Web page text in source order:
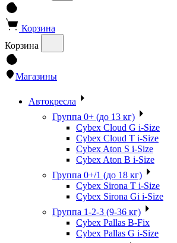
Корзина
Корзина
Магазины
Автокресла
Группа 0+ (до 13 кг)
Cybex Cloud G i-Size
Cybex Cloud T i-Size
Cybex Aton S i-Size
Cybex Aton B i-Size
Группа 0+/1 (до 18 кг)
Cybex Sirona T i-Size
Cybex Sirona Gi i-Size
Группа 1-2-3 (9-36 кг)
Cybex Pallas B-Fix
Cybex Pallas G i-Size